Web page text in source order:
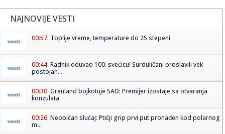
NAJNOVIJE VESTI
00:57: Toplije vreme, temperature do 25 stepeni
00:44: Radnik oduvao 100. svećicu! Surduličani proslavili vek
postojan...
00:30: Grenland bojkotuje SAD: Premijer izostaje sa otvaranja
konzulata
00:26: Neobičan slučaj: Ptičji grip prvi put pronađen kod polarnog
m...